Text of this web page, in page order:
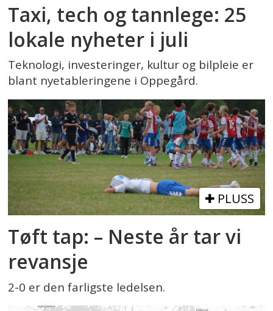
Taxi, tech og tannlege: 25
lokale nyheter i juli
Teknologi, investeringer, kultur og bilpleie er
blant nyetableringene i Oppegård.
PLUSS
Tøft tap: – Neste år tar vi
revansje
2-0 er den farligste ledelsen.